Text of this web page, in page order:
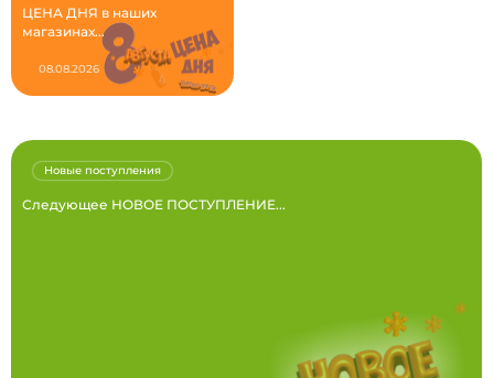
ЦЕНА ДНЯ в наших
магазинах...
08.08.2026
Следующее НОВОЕ ПОСТУПЛЕНИЕ...
Новые поступления